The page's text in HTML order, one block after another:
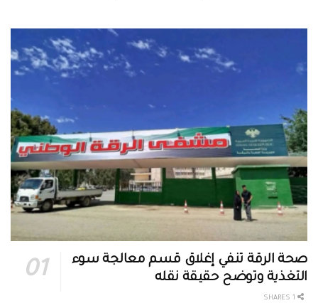
صحة الرقة تنفي إغلاق قسم معالجة سوء
التغذية وتوضح حقيقة نقله